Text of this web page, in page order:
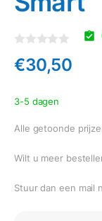
0
uit
€30,50
3-5 dagen
Alle getoonde
Wilt u meer
Stuur dan een mail